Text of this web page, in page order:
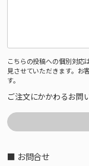
こちらの投稿への個別対応
見させていただきます。お
す。
ご注文にかかわるお問
■ お問合せ